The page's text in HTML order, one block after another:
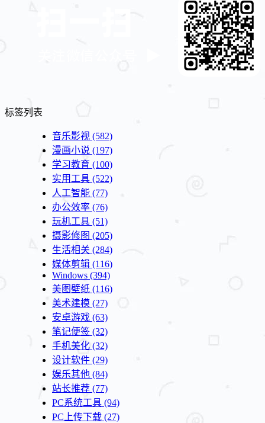
标签列表
音乐影视 (582)
漫画小说 (197)
学习教育 (100)
实用工具 (522)
人工智能 (77)
办公效率 (76)
玩机工具 (51)
摄影修图 (205)
生活相关 (284)
媒体剪辑 (116)
Windows (394)
美图壁纸 (116)
美术建模 (27)
安卓游戏 (63)
笔记便签 (32)
手机美化 (32)
设计软件 (29)
娱乐其他 (84)
站长推荐 (77)
PC系统工具 (94)
PC上传下载 (27)